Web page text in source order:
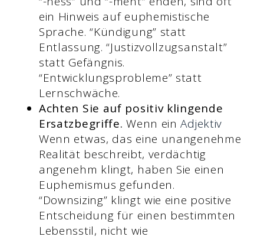
ein Hinweis auf euphemistische
Sprache. “Kündigung” statt
Entlassung. “Justizvollzugsanstalt”
statt Gefängnis.
“Entwicklungsprobleme” statt
Lernschwäche.
Achten Sie auf positiv klingende
Ersatzbegriffe. Wenn einAdjektiv
Wenn etwas, das eine unangenehme
Realität beschreibt, verdächtig
angenehm klingt, haben Sie einen
Euphemismus gefunden.
“Downsizing” klingt wie eine positive
Entscheidung für einen bestimmten
Lebensstil, nicht wie